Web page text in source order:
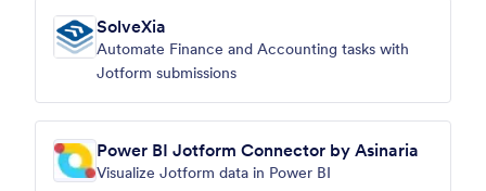
SolveXia
Automate Finance and Accounting tasks with
Jotform submissions
Power BI Jotform Connector by Asinaria
Visualize Jotform data in Power BI